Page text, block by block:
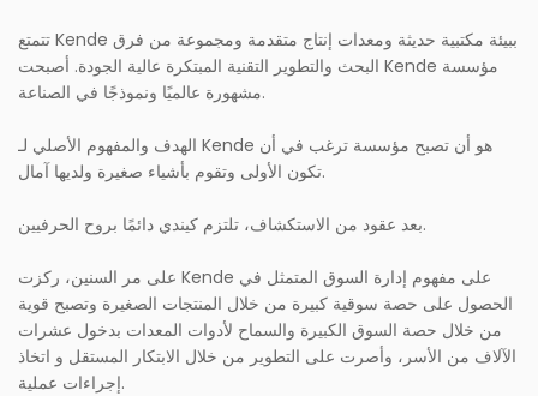
تتمتع Kende ببيئة مكتبية حديثة ومعدات إنتاج متقدمة ومجموعة من فرق
البحث والتطوير التقنية المبتكرة عالية الجودة. أصبحت Kende مؤسسة
مشهورة عالميًا ونموذجًا في الصناعة.
الهدف والمفهوم الأصلي لـ Kende هو أن تصبح مؤسسة ترغب في أن
تكون الأولى وتقوم بأشياء صغيرة ولديها آمال.
بعد عقود من الاستكشاف، تلتزم كيندي دائمًا بروح الحرفيين.
على مر السنين، ركزت Kende على مفهوم إدارة السوق المتمثل في
الحصول على حصة سوقية كبيرة من خلال المنتجات الصغيرة وتصبح قوية
من خلال حصة السوق الكبيرة والسماح لأدوات المعدات بدخول عشرات
الآلاف من الأسر، وأصرت على التطوير من خلال الابتكار المستقل و اتخاذ
إجراءات عملية.